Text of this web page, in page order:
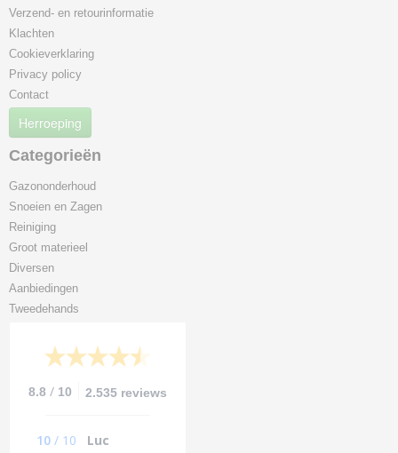
Verzend- en retourinformatie
Klachten
Cookieverklaring
Privacy policy
Contact
Herroeping
Categorieën
Gazononderhoud
Snoeien en Zagen
Reiniging
Groot materieel
Diversen
Aanbiedingen
Tweedehands
8.8 / 10 2.535 reviews
10 / 10 Luc